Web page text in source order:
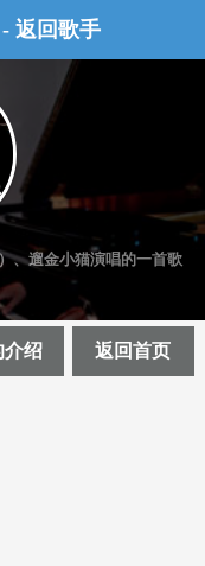
返回歌手
、遛金小猫演唱的一首歌
介绍 返回首页